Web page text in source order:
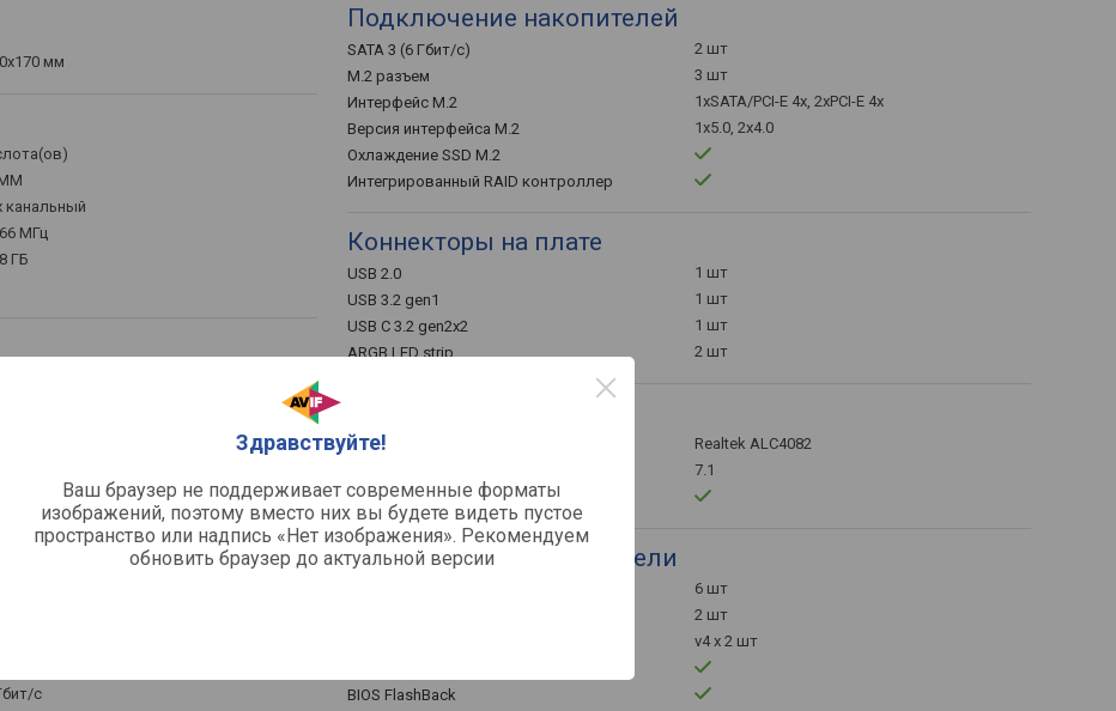
Здравствуйте!
Ваш браузер не поддерживает современные форматы
изображений, поэтому вместо них вы будете видеть пустое
пространство или надпись «Нет изображения». Рекомендуем
обновить браузер до актуальной версии
мм
канальный
МГц
ГБ
Fi 7 (802.11be)
v 5.4
с
Подключение накопителей
SATA 3 (6 Гбит/с)
2 шт
M.2 разъем
3 шт
Интерфейс M.2
1xSATA/PCI-E 4x, 2xPCI-E 4x
Версия интерфейса M.2
1x5.0, 2x4.0
Охлаждение SSD M.2
Интегрированный RAID контроллер
Коннекторы на плате
USB 2.0
1 шт
USB 3.2 gen1
1 шт
USB C 3.2 gen2x2
1 шт
ARGB LED strip
2 шт
Аудиочип
Realtek ALC4082
7.1
Оптический S/P-DIF
Разъемы на задней панели
6 шт
2 шт
v4 x 2 шт
BIOS FlashBack